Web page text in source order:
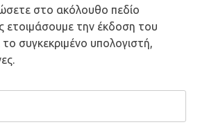
στο ακόλουθο πεδίο
ετοιμάσουμε την έκδοση του
συγκεκριμένο υπολογιστή,